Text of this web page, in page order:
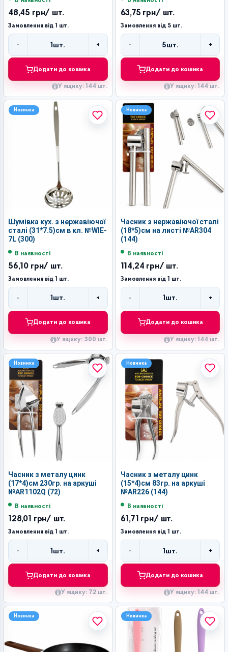
48,45 грн/ шт.
Замовлення від 1 шт.
- 1 шт. +
Додати до кошика
У ящику: 144 шт.
63,75 грн/ шт.
Замовлення від 5 шт.
- 5шт. +
Додати до кошика
У ящику: 144 шт.
Новинка
Шумівка кух. з нержавіючої
сталі (31*7.5)см в кл. №WIE-
7L (300)
В наявності
56,10 грн/ шт.
Замовлення від 1 шт.
- 1шт. +
Додати до кошика
У ящику: 300 шт.
Новинка
Часник з нержавіючої сталі
(18*5)см на листі №AR304
(144)
В наявності
114,24 грн/ шт.
Замовлення від 1 шт.
- 1шт. +
Додати до кошика
У ящику: 144 шт.
Новинка
Часник з металу цинк
(17*4)см 230гр. на аркуші
№AR1102Q (72)
В наявності
128,01 грн/ шт.
Замовлення від 1 шт.
- 1 шт. +
Додати до кошика
У ящику: 72 шт.
Новинка
Часник з металу цинк
(15*4)см 83гр. на аркуші
№AR226 (144)
В наявності
61,71 грн/ шт.
Замовлення від 1 шт.
- 1 шт. +
Додати до кошика
У ящику: 144 шт.
Новинка Новинка